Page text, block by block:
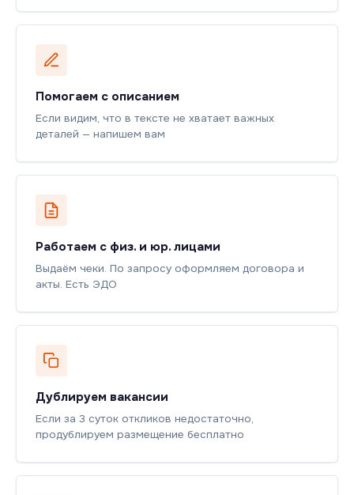
Помогаем с описанием
Если видим, что в тексте не хватает важных
деталей — напишем вам
Работаем с физ. и юр. лицами
Выдаём чеки. По запросу оформляем договора и
акты. Есть ЭДО
Дублируем вакансии
Если за 3 суток откликов недостаточно,
продублируем размещение бесплатно